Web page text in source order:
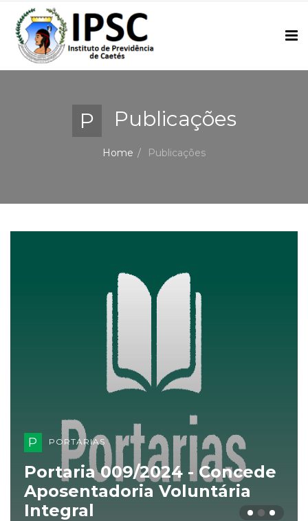
P Publicações
Home Publicações
P PORTARIAS
Portaria 009/2024 - Concede
Aposentadoria Voluntária
Integral